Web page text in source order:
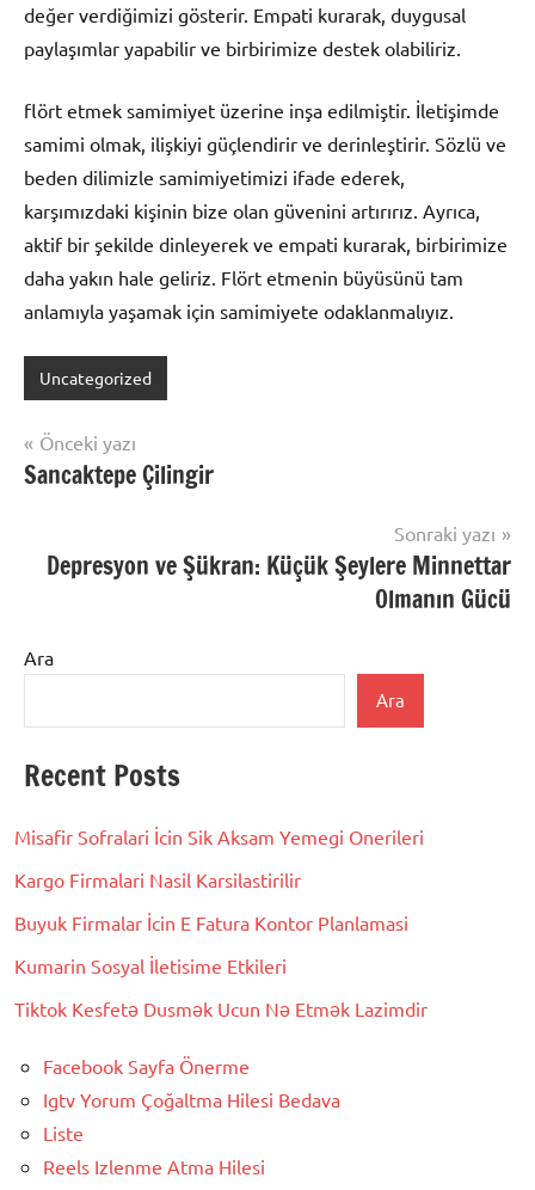
değer verdiğimizi gösterir. Empati kurarak, duygusal
paylaşımlar yapabilir ve birbirimize destek olabiliriz.
flört etmek samimiyet üzerine inşa edilmiştir. İletişimde
samimi olmak, ilişkiyi güçlendirir ve derinleştirir. Sözlü ve
beden dilimizle samimiyetimizi ifade ederek,
karşımızdaki kişinin bize olan güvenini artırırız. Ayrıca,
aktif bir şekilde dinleyerek ve empati kurarak, birbirimize
daha yakın hale geliriz. Flört etmenin büyüsünü tam
anlamıyla yaşamak için samimiyete odaklanmalıyız.
Uncategorized
Yazı
gezinmesi
Önceki yazı
Sancaktepe Çilingir
Sonraki yazı
Depresyon ve Şükran: Küçük Şeylere Minnettar
Olmanın Gücü
Ara
Ara
Recent Posts
Misafir Sofralari İcin Sik Aksam Yemegi Onerileri
Kargo Firmalari Nasil Karsilastirilir
Buyuk Firmalar İcin E Fatura Kontor Planlamasi
Kumarin Sosyal İletisime Etkileri
Tiktok Kesfetə Dusmək Ucun Nə Etmək Lazimdir
Facebook Sayfa Önerme
Igtv Yorum Çoğaltma Hilesi Bedava
Liste
Reels Izlenme Atma Hilesi